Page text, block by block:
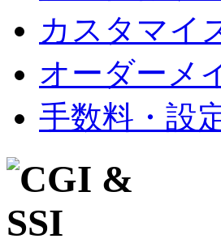
カスタマイ
オーダーメ
手数料・設